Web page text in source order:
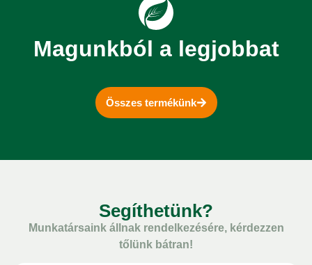
Magunkból a legjobbat
Összes termékünk
Segíthetünk?
Munkatársaink állnak rendelkezésére, kérdezzen
tőlünk bátran!